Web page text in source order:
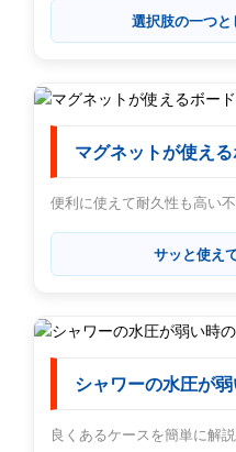
選択肢の一つと
マグネットが使え
便利に使えて耐久性も高い
サッと使え
シャワーの水圧が
良くあるケースを簡単に解説